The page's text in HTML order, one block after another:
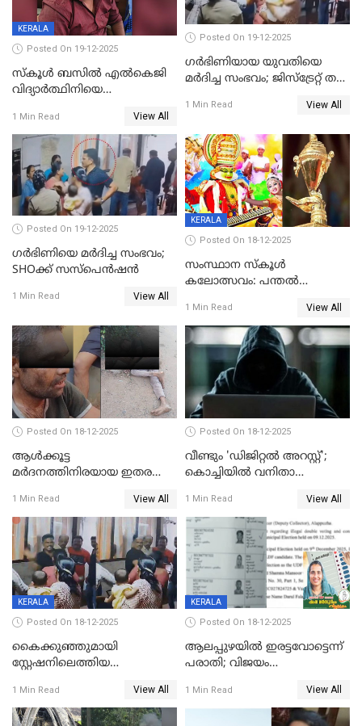
KERALA
Posted On 19-12-2025
സ്കൂൾ ബസിൽ എൽകെജി
വിദ്യാര്‍ത്ഥിനിയെ
ക്ലീനര്‍ പിടിയിൽ
1 Min Read View All
Posted On 19-12-2025
ഗര്‍ഭിണിയായ യുവതിയെ
മര്‍ദിച്ച സംഭവം; ജിസ്‌ട്രേറ്റ് തല
യുവതി
1 Min Read View All
Posted On 19-12-2025
ഗര്‍ഭിണിയെ മർദിച്ച സംഭവം;
SHOക്ക് സസ്പെൻഷൻ
1 Min Read View All
KERALA
Posted On 18-12-2025
സംസ്ഥാന സ്കൂൾ
കലോത്സവം: പന്തൽ
1 Min Read View All
Posted On 18-12-2025
ആൾക്കൂട്ട
മർദനത്തിനിരയായ ഇതര
നടുക്കുന്ന സംഭവം
വാളയാറിൽ
1 Min Read View All
Posted On 18-12-2025
വീണ്ടും 'ഡിജിറ്റല്‍ അറസ്റ്റ്';
കൊച്ചിയില്‍ വനിതാ
കോടി രൂപ
1 Min Read View All
KERALA
Posted On 18-12-2025
കൈക്കുഞ്ഞുമായി
സ്റ്റേഷനിലെത്തിയ
കരണത്തടിച്ചു; CC ടിവി
ദൃശ്യങ്ങൾ പുറത്ത്
1 Min Read View All
KERALA
Posted On 18-12-2025
ആലപ്പുഴയിൽ ഇരട്ടവോട്ടെന്ന്
പരാതി; വിജയം
വാർഡിലെ എൽഡിഎഫ്
സ്ഥാനാർത്ഥി
1 Min Read View All